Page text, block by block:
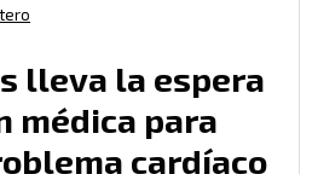
lleva la espera
médica para
cardíaco